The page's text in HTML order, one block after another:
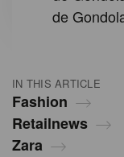
IN THIS ARTICLE
Fashion
Retailnews
Zara
de